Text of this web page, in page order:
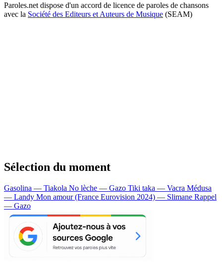
Paroles.net dispose d'un accord de licence de paroles de chansons
avec la Société des Editeurs et Auteurs de Musique (SEAM)
Sélection du moment
Gasolina — Tiakola No lèche — Gazo Tiki taka — Vacra Médusa
— Landy Mon amour (France Eurovision 2024) — Slimane Rappel
— Gazo